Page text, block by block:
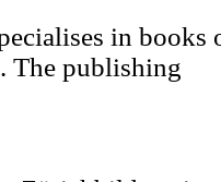
in books
The publishing